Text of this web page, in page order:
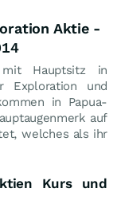
Aktie -
mit Hauptsitz in
Exploration und
in Papua-
auf
welches als ihr
Kurs und